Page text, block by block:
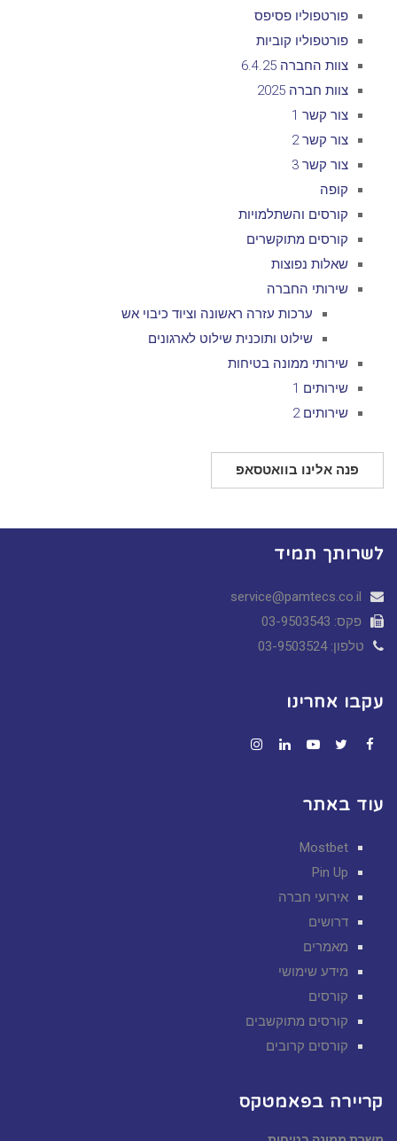
פורטפוליו פסיפס
פורטפוליו קוביות
צוות החברה 6.4.25
צוות חברה 2025
צור קשר 1
צור קשר 2
צור קשר 3
קופה
קורסים והשתלמויות
קורסים מתוקשרים
שאלות נפוצות
שירותי החברה
ערכות עזרה ראשונה וציוד כיבוי אש
שילוט ותוכנית שילוט לארגונים
שירותי ממונה בטיחות
שירותים 1
שירותים 2
פנה אלינו בוואטסאפ
לשרותך תמיד
service@pamtecs.co.il
פקס: 03-9503543
טלפון: 03-9503524
עקבו אחרינו
עוד באתר
Mostbet
Pin Up
אירועי חברה
דרושים
מאמרים
מידע שימושי
קורסים
קורסים מתוקשבים
קורסים קרובים
קריירה בפאמטקס